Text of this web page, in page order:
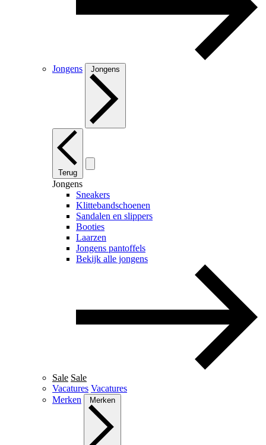
Jongens Jongens
Terug
Jongens
Sneakers
Klittebandschoenen
Sandalen en slippers
Booties
Laarzen
Jongens pantoffels
Bekijk alle jongens
Sale Sale
Vacatures Vacatures
Merken
Merken